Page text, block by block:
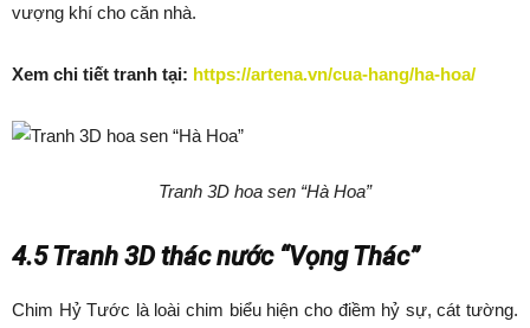
vượng khí cho căn nhà.
Xem chi tiết tranh tại: https://artena.vn/cua-hang/ha-hoa/
Tranh 3D hoa sen “Hà Hoa”
4.5 Tranh 3D thác nước “Vọng Thác”
Chim Hỷ Tước là loài chim biểu hiện cho điềm hỷ sự, cát tường.